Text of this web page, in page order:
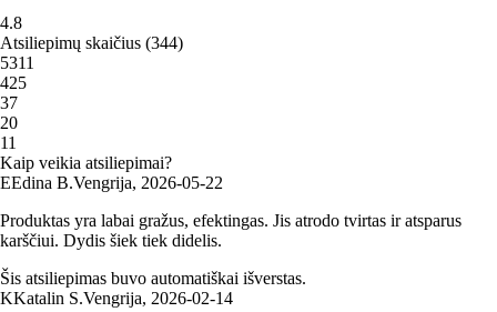
4.8
Atsiliepimų skaičius (344)
5311
425
37
20
11
Kaip veikia atsiliepimai?
EEdina B.Vengrija, 2026‑05‑22
Produktas yra labai gražus, efektingas. Jis atrodo tvirtas ir atsparus
karščiui. Dydis šiek tiek didelis.
Šis atsiliepimas buvo automatiškai išverstas.
KKatalin S.Vengrija, 2026‑02‑14